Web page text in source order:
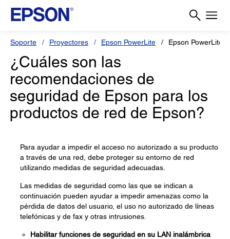
Soporte Proyectores Epson PowerLite Epson PowerLite
¿Cuáles son las
recomendaciones de
seguridad de Epson para los
productos de red de Epson?
Para ayudar a impedir el acceso no autorizado a su producto
a través de una red, debe proteger su entorno de red
utilizando medidas de seguridad adecuadas.
Las medidas de seguridad como las que se indican a
continuación pueden ayudar a impedir amenazas como la
pérdida de datos del usuario, el uso no autorizado de líneas
telefónicas y de fax y otras intrusiones.
Habilitar funciones de seguridad en su LAN inalámbrica